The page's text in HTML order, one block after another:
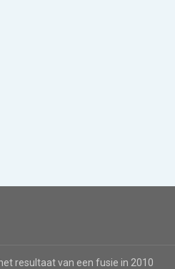
resultaat van een fusie in 2010